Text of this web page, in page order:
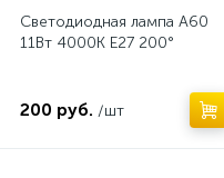
Светодиодная лампа A60
11Вт 4000K E27 200°
200 руб. /шт